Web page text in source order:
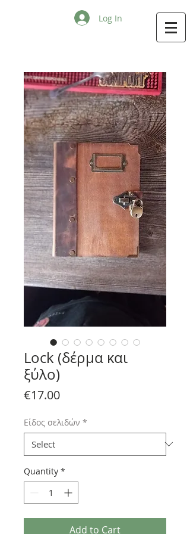
Log In
Lock (δέρμα και
ξύλο)
€17.00Price
Είδος σελιδών *
Quantity *
Add to Cart